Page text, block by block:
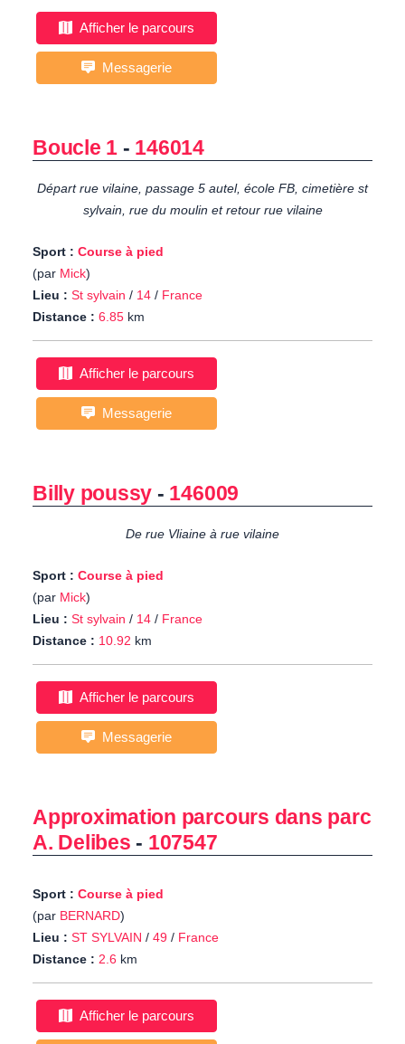
Afficher le parcours
Messagerie
Boucle 1 - 146014
Départ rue vilaine, passage 5 autel, école FB, cimetière st
sylvain, rue du moulin et retour rue vilaine
Sport : Course à pied
(par Mick)
Lieu : St sylvain / 14 / France
Distance : 6.85 km
Afficher le parcours
Messagerie
Billy poussy - 146009
De rue Vliaine à rue vilaine
Sport : Course à pied
(par Mick)
Lieu : St sylvain / 14 / France
Distance : 10.92 km
Afficher le parcours
Messagerie
Approximation parcours dans parc
A. Delibes - 107547
Sport : Course à pied
(par BERNARD)
Lieu : ST SYLVAIN / 49 / France
Distance : 2.6 km
Afficher le parcours